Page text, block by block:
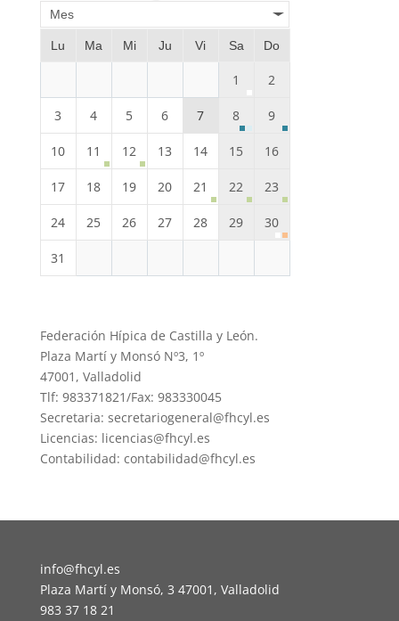
Mes
Lu Ma Mi Ju Vi Sa Do
1 2
3 4 5 6 7 8 9
10 11 12 13 14 15 16
17 18 19 20 21 22 23
24 25 26 27 28 29 30
31
Federación Hípica de Castilla y León.
Plaza Martí y Monsó Nº3, 1º
47001, Valladolid
Tlf: 983371821/Fax: 983330045
Secretaria: secretariogeneral@fhcyl.es
Licencias: licencias@fhcyl.es
Contabilidad: contabilidad@fhcyl.es
info@fhcyl.es
Plaza Martí y Monsó, 3 47001, Valladolid
983 37 18 21